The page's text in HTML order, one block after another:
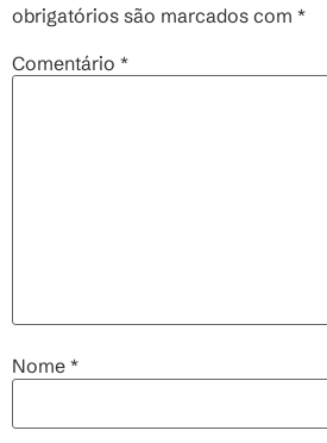
obrigatórios são marcados com *
Comentário *
Nome *